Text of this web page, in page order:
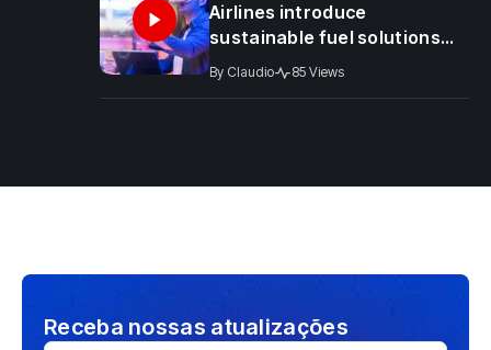
Airlines introduce
sustainable fuel solutions
for worldwide
By Claudio 85 Views
Receba nossas atualizações